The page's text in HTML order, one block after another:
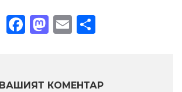
Facebook
Mastodon
Email
ВАШИЯТ КОМЕНТАР